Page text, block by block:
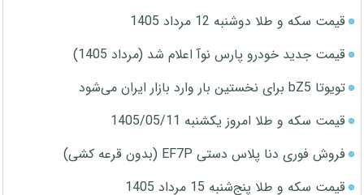
قیمت سکه و طلا دوشنبه 12 مرداد 1405
قیمت جدید خودرو پارس نوآ اعلام شد (مرداد 1405)
تویوتا bZ5 برای نخستین بار وارد بازار ایران می‌شود
قیمت سکه و طلا امروز یکشنبه 1405/05/11
فروش فوری دنا پلاس دستی EF7P (بدون قرعه کشی)
قیمت سکه و طلا پنج‌شنبه 15 مرداد 1405